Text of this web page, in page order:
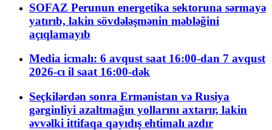
SOFAZ Perunun energetika sektoruna sərmayə
yatırıb, lakin sövdələşmənin məbləğini
açıqlamayıb
Media icmalı: 6 avqust saat 16:00-dan 7 avqust
2026-cı il saat 16:00-dək
Seçkilərdən sonra Ermənistan və Rusiya
gərginliyi azaltmağın yollarını axtarır, lakin
əvvəlki ittifaqa qayıdış ehtimalı azdır